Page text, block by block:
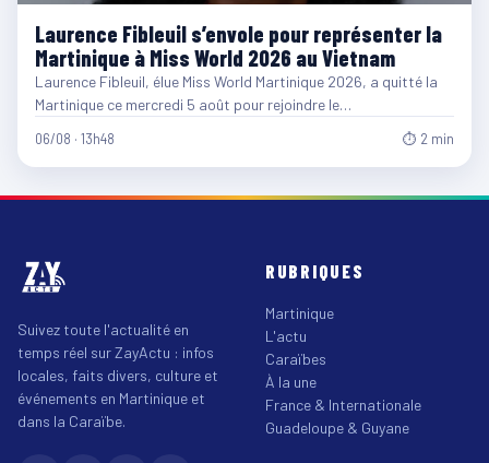
Laurence Fibleuil s’envole pour représenter la
Martinique à Miss World 2026 au Vietnam
Laurence Fibleuil, élue Miss World Martinique 2026, a quitté la
Martinique ce mercredi 5 août pour rejoindre le…
06/08 · 13h48 ⏱ 2 min
Suivez toute l'actualité en
temps réel sur ZayActu : infos
locales, faits divers, culture et
événements en Martinique et
dans la Caraïbe.
RUBRIQUES
Martinique
L'actu
Caraïbes
À la une
France & Internationale
Guadeloupe & Guyane